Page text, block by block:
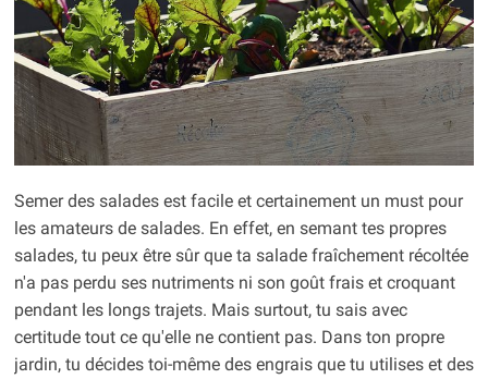
Semer des salades est facile et certainement un must pour
les amateurs de salades. En effet, en semant tes propres
salades, tu peux être sûr que ta salade fraîchement récoltée
n'a pas perdu ses nutriments ni son goût frais et croquant
pendant les longs trajets. Mais surtout, tu sais avec
certitude tout ce qu'elle ne contient pas. Dans ton propre
jardin, tu décides toi-même des engrais que tu utilises et des